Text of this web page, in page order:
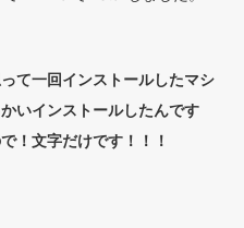
て一回インストールしたマシ
いインストールしたんです
！文字だけです！！！